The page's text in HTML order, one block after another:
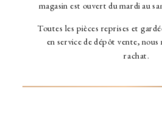
magasin est ouvert du mardi au
Toutes les pièces reprises et
en service de dépôt vente, nous
rachat.